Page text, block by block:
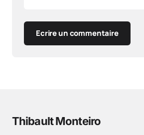
Ecrire un commentaire
Thibault Monteiro